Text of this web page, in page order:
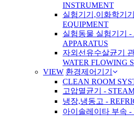
INSTRUMENT
실험기기,이화학기
EQUIPMENT
실험동물 실험기기
APPARATUS
자외선유수살균기
WATER FLOWING
VIEW 환경제어기기
CLEAN ROOM
고압멸균기 -
냉장,냉동고 -
아이솔레이타 부속 -